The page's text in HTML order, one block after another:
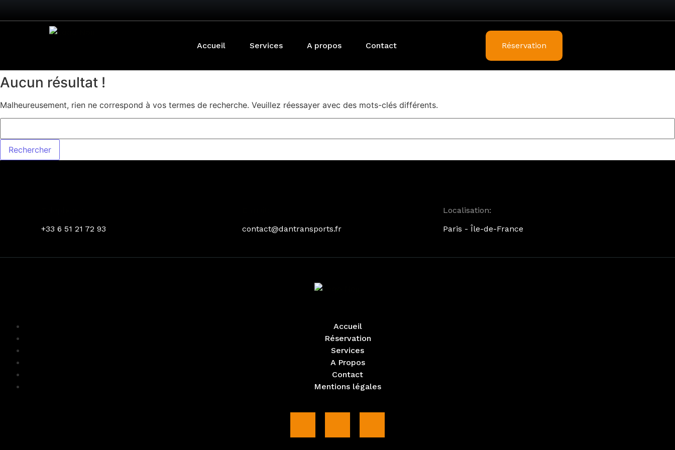
Accueil Services A propos Contact Réservation
Aucun résultat !
Malheureusement, rien ne correspond à vos termes de recherche. Veuillez réessayer avec des mots-clés différents.
+33 6 51 21 72 93
contact@dantransports.fr
Localisation:
Paris - Île-de-France
Accueil
Réservation
Services
A Propos
Contact
Mentions légales